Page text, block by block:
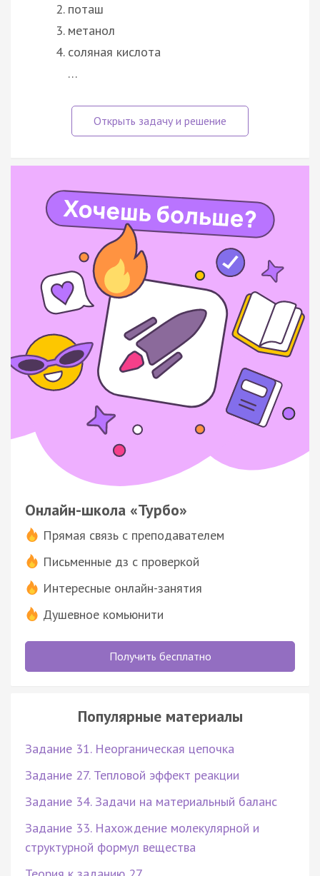
поташ
метанол
соляная кислота
…
Онлайн-школа «Турбо»
Прямая связь с преподавателем
Письменные дз с проверкой
Интересные онлайн-занятия
Душевное комьюнити
Получить бесплатно
Популярные материалы
Задание 31. Неорганическая цепочка
Задание 27. Тепловой эффект реакции
Задание 34. Задачи на материальный баланс
Задание 33. Нахождение молекулярной и
структурной формул вещества